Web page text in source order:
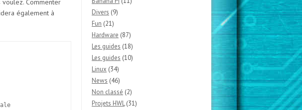
Commenter
également à
Divers (9)
Fun (21)
Hardware (87)
Les guides (18)
Les guides (10)
Linux (34)
News (46)
Non classé (2)
Projets HWL(31)